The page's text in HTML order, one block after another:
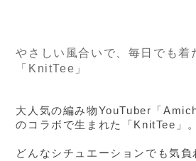
やさしい風合いで、毎日でも着
「KnitTee」
大人気の編み物YouTuber「
のコラボで生まれた「KnitTee」。
どんなシチュエーションでも気負